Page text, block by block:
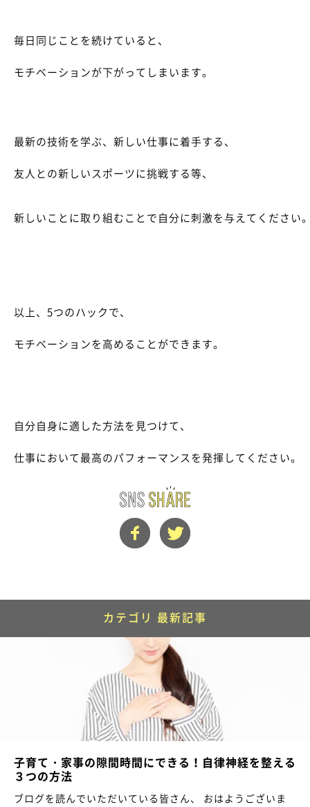
毎日同じことを続けていると、
モチベーションが下がってしまいます。
最新の技術を学ぶ、新しい仕事に着手する、
友人との新しいスポーツに挑戦する等、
新しいことに取り組むことで自分に刺激を与えてください
以上、5つのハックで、
モチベーションを高めることができます。
自分自身に適した方法を見つけて、
仕事において最高のパフォーマンスを発揮してください。
カテゴリ 最新記事
子育て・家事の隙間時間にできる！自律神経を整える
３つの方法
ブログを読んでいただいている皆さん、 おはようございま